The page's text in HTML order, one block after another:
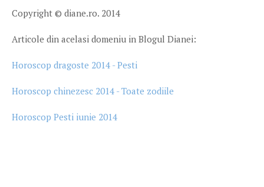
Copyright © diane.ro. 2014
Articole din acelasi domeniu in Blogul Dianei:
Horoscop dragoste 2014 - Pesti
Horoscop chinezesc 2014 - Toate zodiile
Horoscop Pesti iunie 2014